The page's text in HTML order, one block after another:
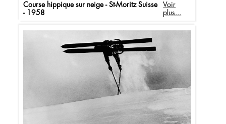
Course hippique sur neige - St-Moritz Suisse
- 1958
Voir
plus...